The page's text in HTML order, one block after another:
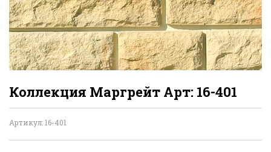
Коллекция Маргрейт Арт: 16-401
Артикул: 16-401